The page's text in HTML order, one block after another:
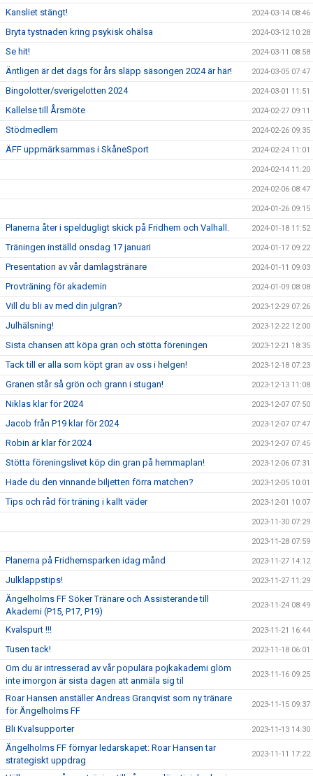
Kansliet stängt! 2024-03-14 08:46
Bryta tystnaden kring psykisk ohälsa 2024-03-12 10:28
Se hit! 2024-03-11 08:58
Äntligen är det dags för års släpp säsongen 2024 är här! 2024-03-05 07:47
Bingolotter/sverigelotten 2024 2024-03-01 11:51
Kallelse till Årsmöte 2024-02-27 09:11
Stödmedlem 2024-02-26 09:35
ÄFF uppmärksammas i SkåneSport 2024-02-24 11:01
2024-02-14 11:20
2024-02-06 08:47
2024-01-26 09:15
Planerna åter i speldugligt skick på Fridhem och Valhall. 2024-01-18 11:52
Träningen inställd onsdag 17 januari 2024-01-17 09:22
Presentation av vår damlagstränare 2024-01-11 09:03
Provträning för akademin 2024-01-09 08:08
Vill du bli av med din julgran? 2023-12-29 07:26
Julhälsning! 2023-12-22 12:00
Sista chansen att köpa gran och stötta föreningen 2023-12-21 18:35
Tack till er alla som köpt gran av oss i helgen! 2023-12-18 07:23
Granen står så grön och grann i stugan! 2023-12-13 11:08
Niklas klar för 2024 2023-12-07 07:50
Jacob från P19 klar för 2024 2023-12-07 07:47
Robin är klar för 2024 2023-12-07 07:45
Stötta föreningslivet köp din gran på hemmaplan! 2023-12-06 07:31
Hade du den vinnande biljetten förra matchen? 2023-12-05 10:01
Tips och råd för träning i kallt väder 2023-12-01 10:07
2023-11-30 07:29
2023-11-28 07:59
Planerna på Fridhemsparken idag månd 2023-11-27 14:12
Julklappstips! 2023-11-27 11:29
Ängelholms FF Söker Tränare och Assisterande till
Akademi (P15, P17, P19)
2023-11-24 08:49
Kvalspurt !!! 2023-11-21 16:44
Tusen tack! 2023-11-18 06:01
Om du är intresserad av vår populära pojkakademi glöm
inte imorgon är sista dagen att anmäla sig til
2023-11-16 09:25
Roar Hansen anställer Andreas Granqvist som ny tränare
för Ängelholms FF
2023-11-15 09:37
Bli Kvalsupporter 2023-11-13 14:30
Ängelholms FF förnyar ledarskapet: Roar Hansen tar
strategiskt uppdrag
2023-11-11 17:22